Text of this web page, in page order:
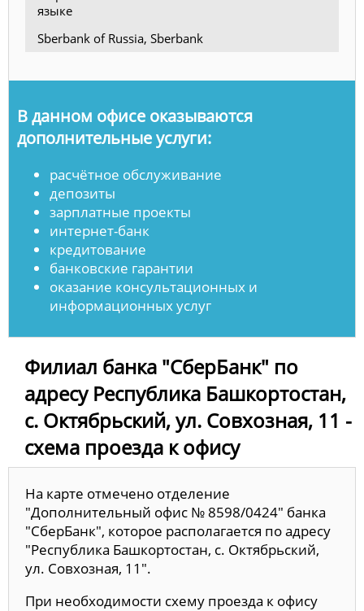
языке
Sberbank of Russia, Sberbank
В данном офисе оказываются
дополнительные услуги:
расчётное обслуживание
депозиты
зарплатные проекты
интернет-банк
кредитование
банковские гарантии
оказание консультационных и
информационных услуг
Филиал банка "СберБанк" по
адресу Республика Башкортостан,
с. Октябрьский, ул. Совхозная, 11 -
схема проезда к офису
На карте отмечено отделение
"Дополнительный офис № 8598/0424" банка
"СберБанк", которое располагается по адресу
"Республика Башкортостан, с. Октябрьский,
ул. Совхозная, 11".
При необходимости схему проезда к офису